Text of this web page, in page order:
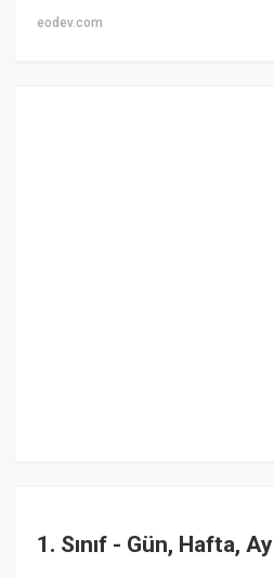
eodev.com
1. Sınıf - Gün, Hafta, Ay